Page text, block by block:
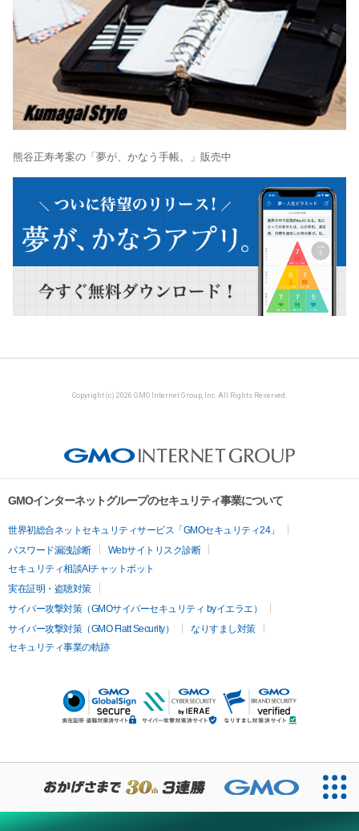
熊谷正寿考案の「夢が、かなう手帳。」販売中
Copyright (c) 2026 GMO Internet Group, Inc. All Rights Reserved.
GMOインターネットグループのセキュリティ事業について
世界初総合ネットセキュリティサービス「GMOセキュリティ24」
パスワード漏洩診断
Webサイトリスク診断
セキュリティ相談AIチャットボット
実在証明・盗聴対策
サイバー攻撃対策（GMOサイバーセキュリティ byイエラエ）
サイバー攻撃対策（GMO Flatt Security）
なりすまし対策
セキュリティ事業の軌跡